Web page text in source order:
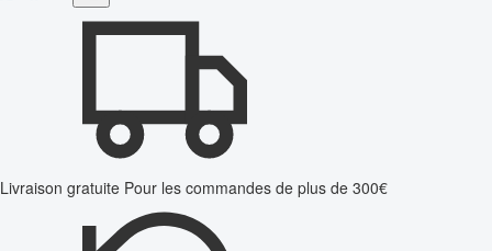
Livraison gratuite Pour les commandes de plus de 300€